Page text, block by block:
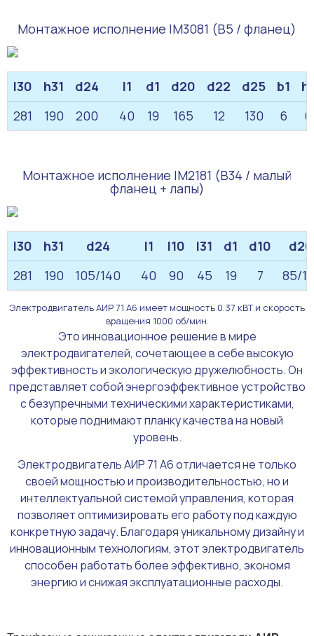
Монтажное исполнение IM3081 (B5 / фланец)
l30 h31 d24 l1 d1 d20 d22 d25 b1
h1
281
190 200 40 19 165 12 130 6 6
Монтажное исполнение IM2181 (B34 / малый
фланец + лапы)
l30 h31 d24 l1 l10 l31 d1 d10
d20
281
190 105/140 40 90 45 19 7 85/
Электродвигатель АИР 71 А6 имеет мощность 0.37 кВТ и скорость
вращения 1000 об/мин.
Это инновационное решение в мире
электродвигателей, сочетающее в себе высокую
эффективность и экологическую дружелюбность. Он
представляет собой энергоэффективное устройство
с безупречными техническими характеристиками,
которые поднимают планку качества на новый
уровень.
Электродвигатель АИР 71 А6 отличается не только
своей мощностью и производительностью, но и
интеллектуальной системой управления, которая
позволяет оптимизировать его работу под каждую
конкретную задачу. Благодаря уникальному дизайну и
инновационным технологиям, этот электродвигатель
способен работать более эффективно, экономя
энергию и снижая эксплуатационные расходы.